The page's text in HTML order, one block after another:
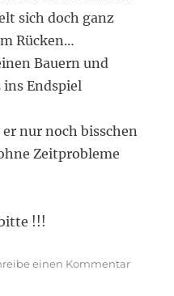
sich doch ganz
Rücken…
Bauern und
Endspiel
nur noch bisschen
Zeitprobleme
!!!
einen Kommentarzu